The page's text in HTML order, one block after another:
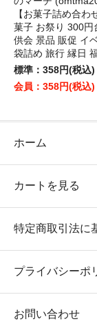
【お菓子詰め合わ
菓子 お祭り 300円
供会 景品 販促 イ
袋詰め 旅行 縁日 福
標準：358円(税込)
会員：358円(税込)
ホーム
カートを見る
特定商取引法に
プライバシーポ
お問い合わせ